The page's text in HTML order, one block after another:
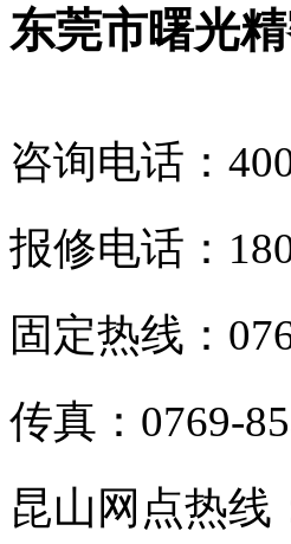
东莞市曙光
咨询电话：
报修电话：
固定热线：
传真：0769-
昆山网点热线